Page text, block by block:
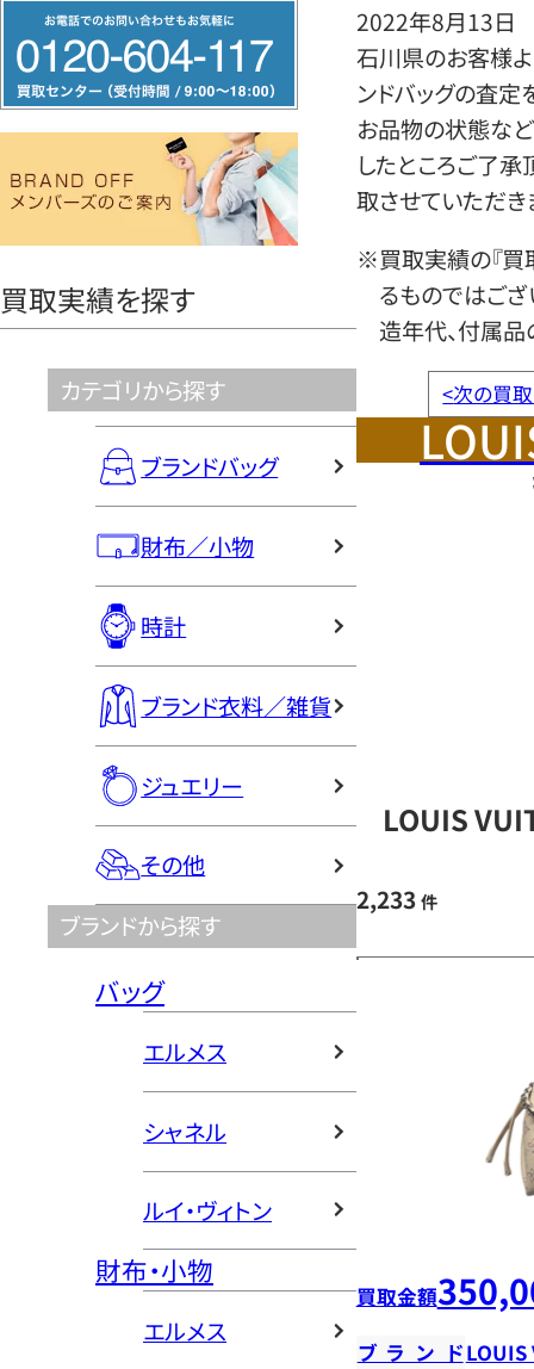
リ
ー
ヤ
買取実績を探す
カテゴリから探す
ブランドバッグ
財布／小物
時計
ブランド衣料／雑貨
ジュエリー
その他
ブランドから探す
バッグ
エルメス
シャネル
ルイ・ヴィトン
財布・小物
エルメス
2022年8月13日
石川県のお客様よ
ンドバッグの査定
お品物の状態など
したところご了
取させていただき
※買取実績の『買
るものではござ
造年代、付属品
<次の買
LOUIS
2,233 件
買取金額
ブランドLOUIS